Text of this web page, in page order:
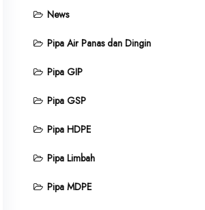
News
Pipa Air Panas dan Dingin
Pipa GIP
Pipa GSP
Pipa HDPE
Pipa Limbah
Pipa MDPE